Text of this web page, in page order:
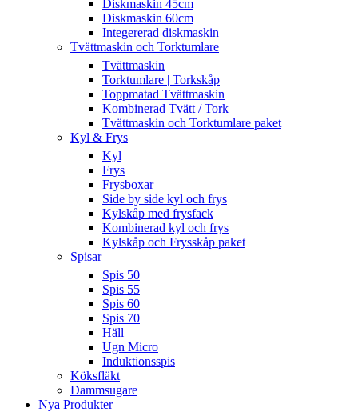
Diskmaskin 45cm
Diskmaskin 60cm
Integererad diskmaskin
Tvättmaskin och Torktumlare
Tvättmaskin
Torktumlare | Torkskåp
Toppmatad Tvättmaskin
Kombinerad Tvätt / Tork
Tvättmaskin och Torktumlare paket
Kyl & Frys
Kyl
Frys
Frysboxar
Side by side kyl och frys
Kylskåp med frysfack
Kombinerad kyl och frys
Kylskåp och Frysskåp paket
Spisar
Spis 50
Spis 55
Spis 60
Spis 70
Häll
Ugn Micro
Induktionsspis
Köksfläkt
Dammsugare
Nya Produkter